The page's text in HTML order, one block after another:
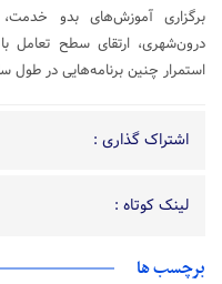
برگزاری آموزش‌های بدو
درون‌شهری، ارتقای سطح تعامل
استمرار چنین برنامه‌هایی در طول
اشتراک گذاری :
لینک کوتاه :
برچسب ها